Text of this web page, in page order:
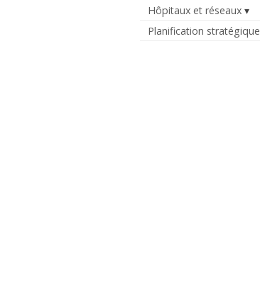
Hôpitaux et réseaux
Planification stratégique